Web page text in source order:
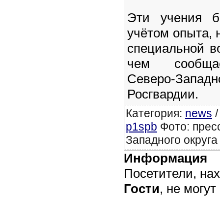
Эти учения
учётом опыта,
специальной
чем
Северо-
Росгвардии.
Категория: news
p1spb Фото:
Западного
Информация
Посетители,
Гости, не